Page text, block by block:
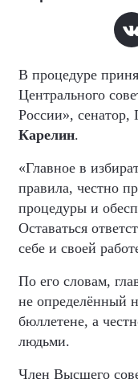
В процедуре
Центрального
России», сенатор,
Карелин.
«Главное в
правила, честно
процедуры и
Оставаться
себе и своей
По его словам,
не определённый
бюллетене, а
людьми.
Член Высшего